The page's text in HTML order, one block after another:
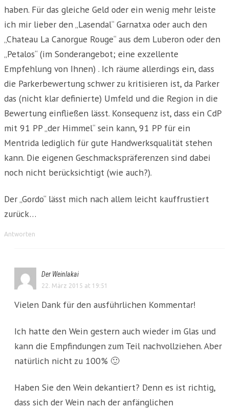
haben. Für das gleiche Geld oder ein wenig mehr leiste
ich mir lieber den „Lasendal“ Garnatxa oder auch den
„Chateau La Canorgue Rouge“ aus dem Luberon oder den
„Petalos“ (im Sonderangebot; eine exzellente
Empfehlung von Ihnen) . Ich räume allerdings ein, dass
die Parkerbewertung schwer zu kritisieren ist, da Parker
das (nicht klar definierte) Umfeld und die Region in die
Bewertung einfließen lässt. Konsequenz ist, dass ein CdP
mit 91 PP „der Himmel“ sein kann, 91 PP für ein
Mentrida lediglich für gute Handwerksqualität stehen
kann. Die eigenen Geschmackspräferenzen sind dabei
noch nicht berücksichtigt (wie auch?).
Der „Gordo“ lässt mich nach allem leicht kauffrustiert
zurück…
Antworten
Der Weinlakai
22. März 2015 at 19:51
Vielen Dank für den ausführlichen Kommentar!
Ich hatte den Wein gestern auch wieder im Glas und
kann die Empfindungen zum Teil nachvollziehen. Aber
natürlich nicht zu 100% 🙂
Haben Sie den Wein dekantiert? Denn es ist richtig,
dass sich der Wein nach der anfänglichen